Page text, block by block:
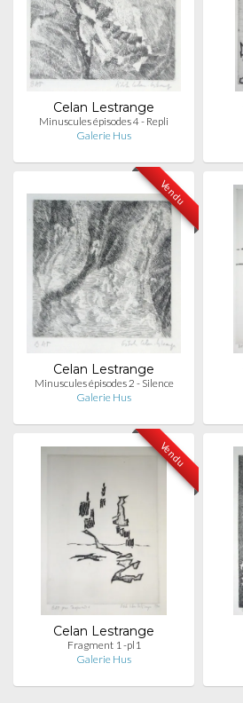
Celan Lestrange
Minuscules épisodes 4 - Repli
Galerie Hus
Vendu
Celan Lestrange
Minuscules épisodes 2 - Silence
Galerie Hus
Vendu
Celan Lestrange
Fragment 1 -pl1
Galerie Hus